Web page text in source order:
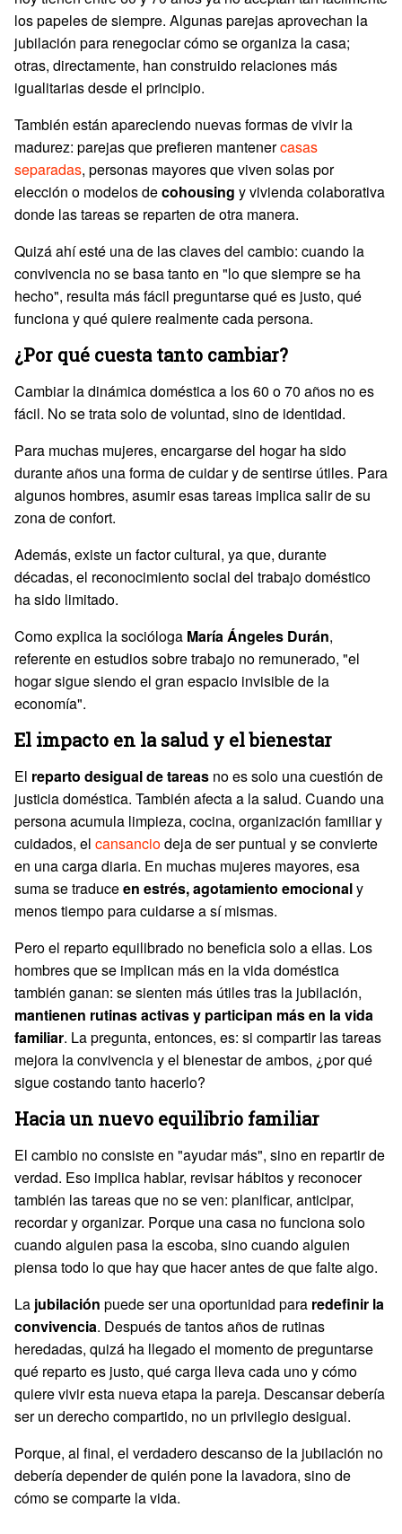
los papeles de siempre. Algunas parejas aprovechan la
jubilación para renegociar cómo se organiza la casa;
otras, directamente, han construido relaciones más
igualitarias desde el principio.
También están apareciendo nuevas formas de vivir la
madurez: parejas que prefieren mantenercasas
separadas, personas mayores que viven solas por
elección o modelos decohousing y vivienda colaborativa
donde las tareas se reparten de otra manera.
Quizá ahí esté una de las claves del cambio: cuando la
convivencia no se basa tanto en "lo que siempre se ha
hecho", resulta más fácil preguntarse qué es justo, qué
funciona y qué quiere realmente cada persona.
¿Por qué cuesta tanto cambiar?
Cambiar la dinámica doméstica a los 60 o 70 años no es
fácil. No se trata solo de voluntad, sino de identidad.
Para muchas mujeres, encargarse del hogar ha sido
durante años una forma de cuidar y de sentirse útiles. Para
algunos hombres, asumir esas tareas implica salir de su
zona de confort.
Además, existe un factor cultural, ya que, durante
décadas, el reconocimiento social del trabajo doméstico
ha sido limitado.
Como explica la socióloga María Ángeles Durán,
referente en estudios sobre trabajo no remunerado, "el
hogar sigue siendo el gran espacio invisible de la
economía".
El impacto en la salud y el bienestar
El reparto desigual de tareas no es solo una cuestión de
justicia doméstica. También afecta a la salud. Cuando una
persona acumula limpieza, cocina, organización familiar y
cuidados, el cansanciodeja de ser puntual y se convierte
en una carga diaria. En muchas mujeres mayores, esa
suma se traduceen estrés, agotamiento emocionaly
menos tiempo para cuidarse a sí mismas.
Pero el reparto equilibrado no beneficia solo a ellas. Los
hombres que se implican más en la vida doméstica
también ganan: se sienten más útiles tras la jubilación,
mantienen rutinas activas y participan más en la vida
familiar. La pregunta, entonces, es: si compartir las tareas
mejora la convivencia y el bienestar de ambos, ¿por qué
sigue costando tanto hacerlo?
Hacia un nuevo equilibrio familiar
El cambio no consiste en "ayudar más", sino en repartir de
verdad. Eso implica hablar, revisar hábitos y reconocer
también las tareas que no se ven: planificar, anticipar,
recordar y organizar. Porque una casa no funciona solo
cuando alguien pasa la escoba, sino cuando alguien
piensa todo lo que hay que hacer antes de que falte algo.
La jubilación puede ser una oportunidad para redefinir la
convivencia. Después de tantos años de rutinas
heredadas, quizá ha llegado el momento de preguntarse
qué reparto es justo, qué carga lleva cada uno y cómo
quiere vivir esta nueva etapa la pareja. Descansar debería
ser un derecho compartido, no un privilegio desigual.
Porque, al final, el verdadero descanso de la jubilación no
debería depender de quién pone la lavadora, sino de
cómo se comparte la vida.